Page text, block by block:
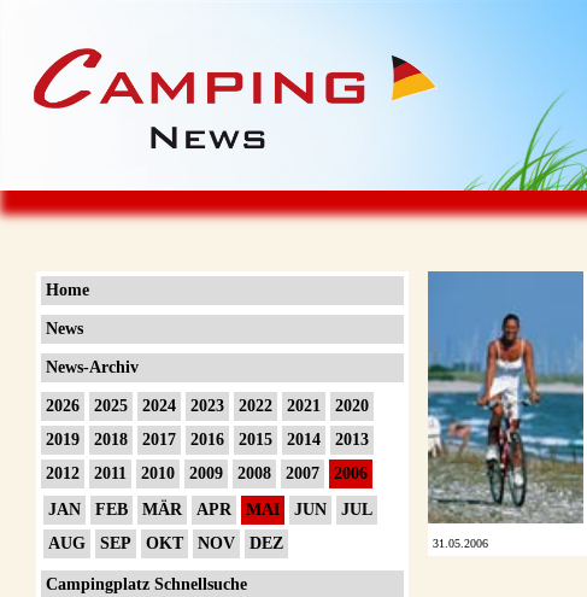
Home
News
News-Archiv
2026 2025 2024 2023 2022 2021
2020
2019
2018 2017 2016 2015 2014
2013
2012
2011 2010 2009 2008 2007
2006
JAN
FEB MÄR APR MAI JUN
JUL
AUG
SEP OKT NOV DEZ
Campingplatz Schnellsuche
31.05.2006